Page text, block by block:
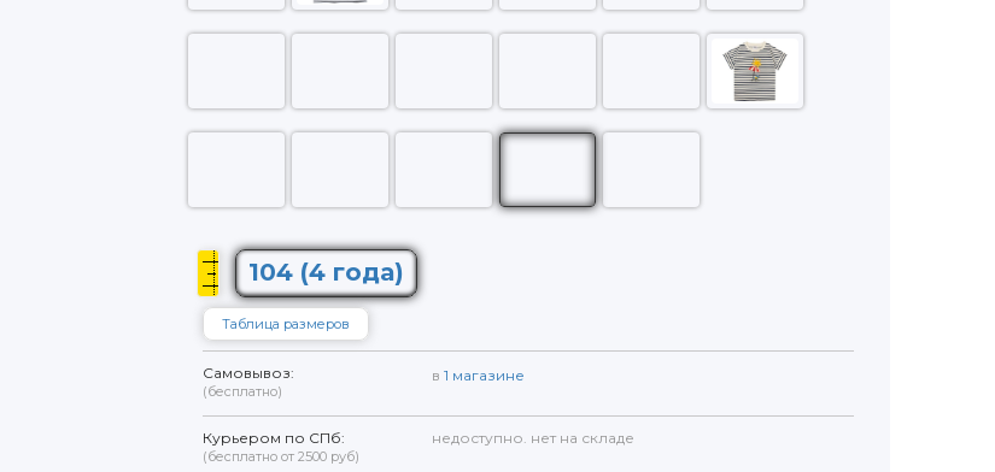
104 (4 года)
Таблица размеров
Самовывоз:
(бесплатно)
в 1 магазине
Курьером по СПб:
(бесплатно от 2500 руб)
недоступно. нет на складе